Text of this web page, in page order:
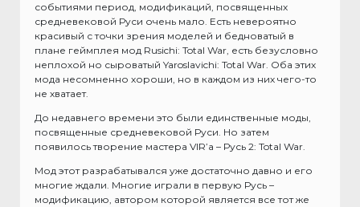
событиями период, модификаций, посвященных
средневековой Руси очень мало. Есть невероятно
красивый с точки зрения моделей и бедноватый в
плане геймплея мод Rusichi: Total War, есть безусловно
неплохой но сыроватый Yaroslavichi: Total War. Оба этих
мода несомненно хороши, но в каждом из них чего-то
не хватает.
До недавнего времени это были единственные моды,
посвященные средневековой Руси. Но затем
появилось творение мастера VIR’a – Русь 2: Total War.
Мод этот разрабатывался уже достаточно давно и его
многие ждали. Многие играли в первую Русь –
модификацию, автором которой является все тот же